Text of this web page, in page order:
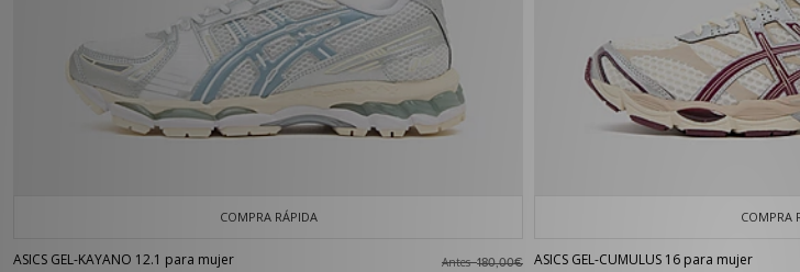
COMPRA RÁPIDA
ASICS GEL-KAYANO 12.1 para mujer Antes180,00€
COMPRA
ASICS GEL-CUMULUS 16 para mujer